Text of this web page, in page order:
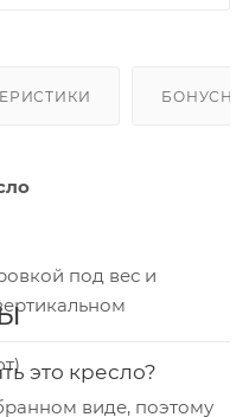
под вес и
это кресло?
виде, поэтому